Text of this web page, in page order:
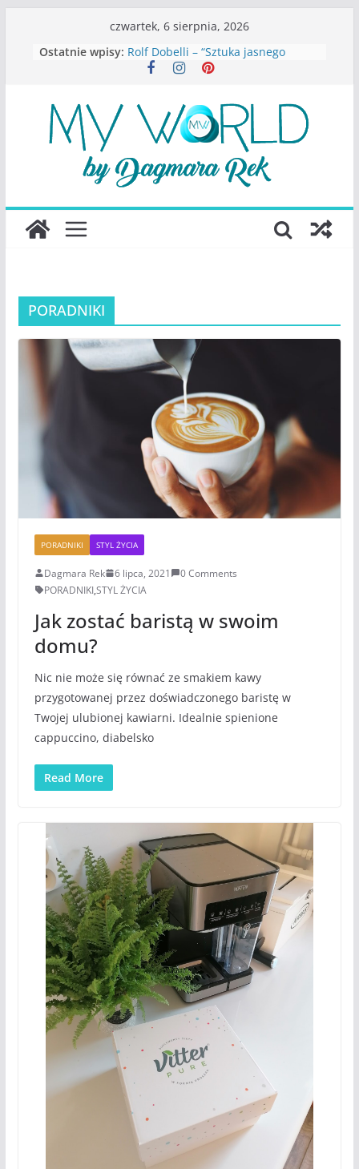
czwartek, 6 sierpnia, 2026
Ostatnie wpisy: Rolf Dobelli – “Sztuka jasnego
myślenia”
Konstancina. Sekrety seksbiznesu”
Katarzyna Lewandowicz – Zanim
straciliśmy siebie
Judith Joseph – “Wysoko
funkcjonująca depresja”
S.Wynn-Williams – “Bezwzględni. O
największego portalu
PORADNIKI
PORADNIKI STYL ŻYCIA
Dagmara Rek 6 lipca, 2021
0 Comments
PORADNIKI,STYL ŻYCIA
Jak zostać baristą w swoim
domu?
Nic nie może się równać ze smakiem kawy
przygotowanej przez doświadczonego baristę w
Twojej ulubionej kawiarni. Idealnie spienione
cappuccino, diabelsko
Read More